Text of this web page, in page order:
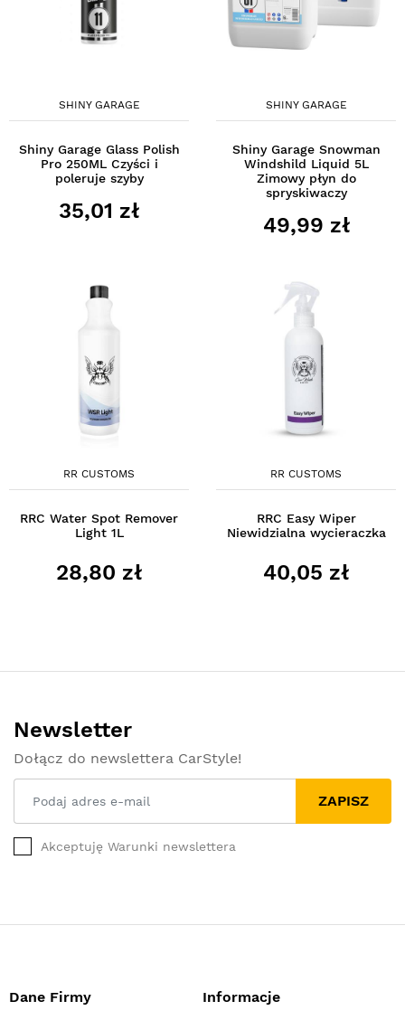
SHINY GARAGE
Shiny Garage Glass Polish
Pro 250ML Czyści i
poleruje szyby
35,01 zł
SHINY GARAGE
Shiny Garage Snowman
Windshild Liquid 5L
Zimowy płyn do
spryskiwaczy
49,99 zł
RR CUSTOMS
RRC Water Spot Remover
Light 1L
28,80 zł
RR CUSTOMS
RRC Easy Wiper
Niewidzialna wycieraczka
40,05 zł
Newsletter
Dołącz do newslettera CarStyle!
ZAPISZ
Akceptuję Warunki newslettera
Dane Firmy Informacje